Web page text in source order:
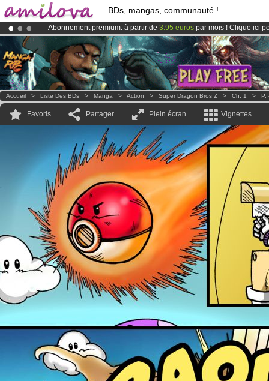
BDs, mangas, communauté !
Abonnement premium: à partir de 3.95 euros par mois ! Clique ici
LeKickstarter Amilova est désormais lancé!.
Déjà 100000membreset 1000BDs & Mangas!
Accueil > Liste Des BDs > Manga > Action > Super Dragon Bros Z > Ch. 1 > P.
Favoris Partager Plein écran Vignettes